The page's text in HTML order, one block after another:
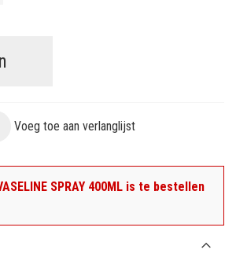
Voeg toe aan verlanglijst
SPRAY 400ML is te bestellen